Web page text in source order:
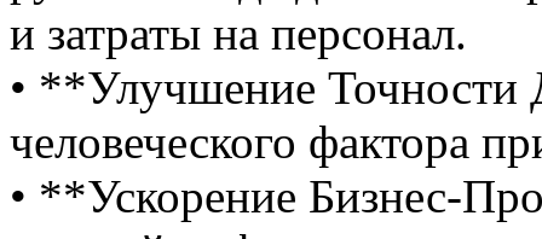
и затраты на персонал.
• **Улучшение
человеческого фактора
• **Ускорение Бизнес-